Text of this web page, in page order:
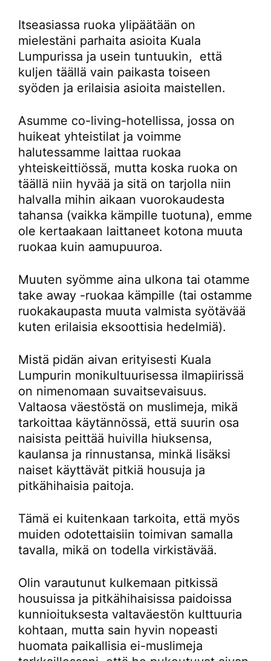
Itseasiassa ruoka ylipäätään on
mielestäni parhaita asioita Kuala
Lumpurissa ja usein tuntuukin, että
kuljen täällä vain paikasta toiseen
syöden ja erilaisia asioita maistellen.
Asumme co-living-hotellissa, jossa on
huikeat yhteistilat ja voimme
halutessamme laittaa ruokaa
yhteiskeittiössä, mutta koska ruoka on
täällä niin hyvää ja sitä on tarjolla niin
halvalla mihin aikaan vuorokaudesta
tahansa (vaikka kämpille tuotuna), emme
ole kertaakaan laittaneet kotona muuta
ruokaa kuin aamupuuroa.
Muuten syömme aina ulkona tai otamme
take away -ruokaa kämpille (tai ostamme
ruokakaupasta muuta valmista syötävää
kuten erilaisia eksoottisia hedelmiä).
Mistä pidän aivan erityisesti Kuala
Lumpurin monikultuurisessa ilmapiirissä
on nimenomaan suvaitsevaisuus.
Valtaosa väestöstä on muslimeja, mikä
tarkoittaa käytännössä, että suurin osa
naisista peittää huivilla hiuksensa,
kaulansa ja rinnustansa, minkä lisäksi
naiset käyttävät pitkiä housuja ja
pitkähihaisia paitoja.
Tämä ei kuitenkaan tarkoita, että myös
muiden odotettaisiin toimivan samalla
tavalla, mikä on todella virkistävää.
Olin varautunut kulkemaan pitkissä
housuissa ja pitkähihaisissa paidoissa
kunnioituksesta valtaväestön kulttuuria
kohtaan, mutta sain hyvin nopeasti
huomata paikallisia ei-muslimeja